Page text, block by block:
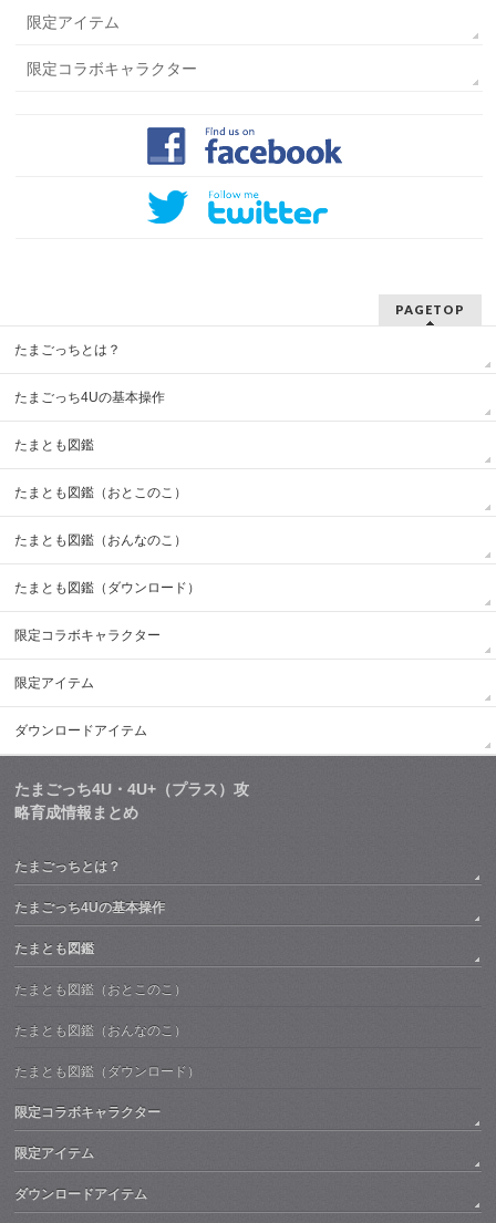
限定アイテム
限定コラボキャラクター
PAGETOP
たまごっちとは？
たまごっち4Uの基本操作
たまとも図鑑
たまとも図鑑（おとこのこ）
たまとも図鑑（おんなのこ）
たまとも図鑑（ダウンロード）
限定コラボキャラクター
限定アイテム
ダウンロードアイテム
たまごっち4U・4U+（プラス）攻
略育成情報まとめ
たまごっちとは？
たまごっち4Uの基本操作
たまとも図鑑
たまとも図鑑（おとこのこ）
たまとも図鑑（おんなのこ）
たまとも図鑑（ダウンロード）
限定コラボキャラクター
限定アイテム
ダウンロードアイテム